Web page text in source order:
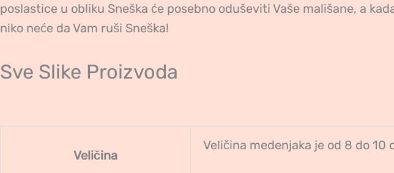
poslastice u obliku Sneška će posebno oduševiti Vaše mališane, a
niko neće da Vam ruši Sneška!
Sve Slike Proizvoda
Veličina
Veličina medenjaka je od 8 do 10